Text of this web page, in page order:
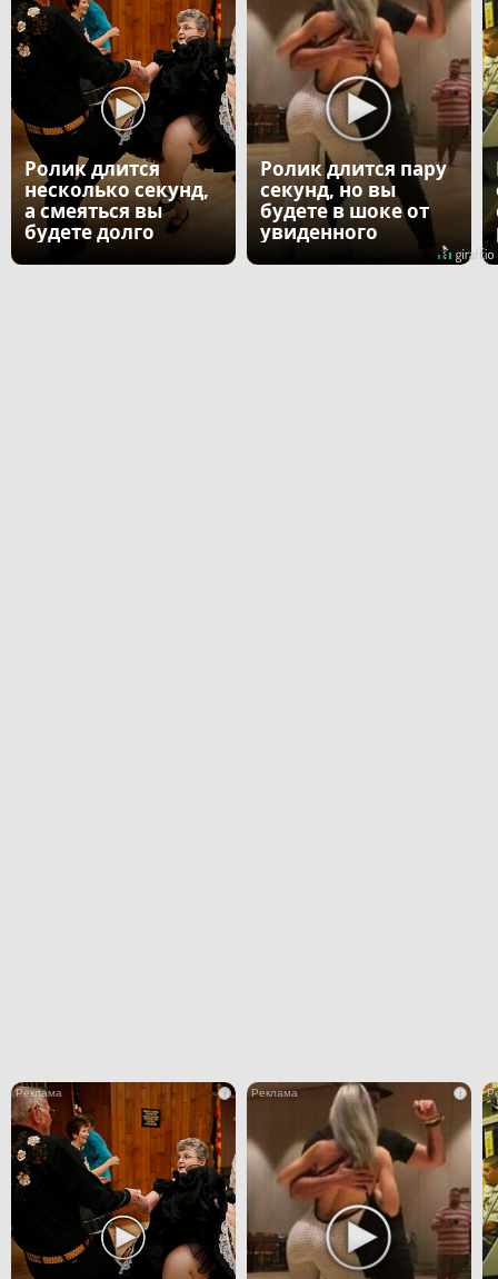
Ролик длится
несколько секунд,
а смеяться вы
будете долго
Ролик длится пару
секунд, но вы
будете в шоке от
увиденного
i i